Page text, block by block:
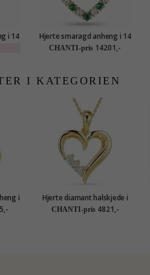
i 14
Hjerte smaragd anheng i 14
karat gull 0,20 ct 0,24 ct
CHANTI-pris 14201,-
I KATEGORIEN
i
Hjerte diamant halskjede i
forgylt sølv med anheng i 8
karat - Gold Collection
CHANTI-pris 4821,-